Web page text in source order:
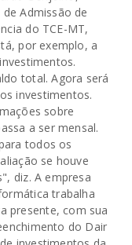
Admissão de
do TCE-MT,
por exemplo, a
total. Agora será
investimentos.
sobre
a ser mensal.
todos os
se houve
diz. A empresa
trabalha
presente, com sua
do Dair